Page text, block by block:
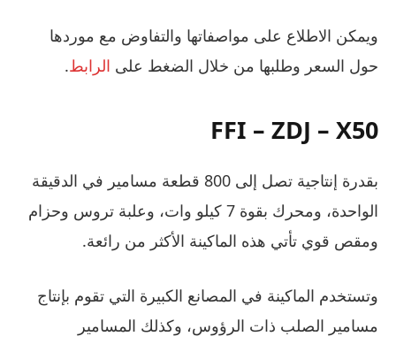
ويمكن الاطلاع على مواصفاتها والتفاوض مع موردها
حول السعر وطلبها من خلال الضغط على الرابط.
FFI – ZDJ – X50
بقدرة إنتاجية تصل إلى 800 قطعة مسامير في الدقيقة
الواحدة، ومحرك بقوة 7 كيلو وات، وعلبة تروس وحزام
ومقص قوي تأتي هذه الماكينة الأكثر من رائعة.
وتستخدم الماكينة في المصانع الكبيرة التي تقوم بإنتاج
مسامير الصلب ذات الرؤوس، وكذلك المسامير